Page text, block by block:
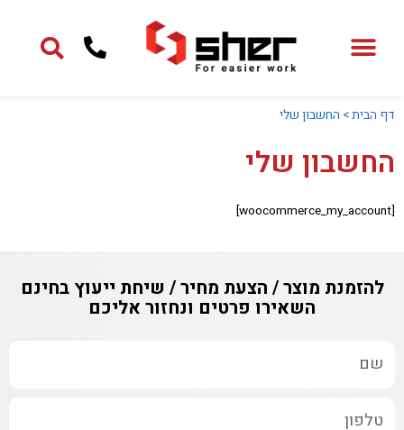
דף הבית> החשבון שלי
החשבון שלי
[woocommerce_my_account]
להזמנת מוצר / הצעת מחיר / שיחת ייעוץ בחינם
השאירו פרטים ונחזור אליכם